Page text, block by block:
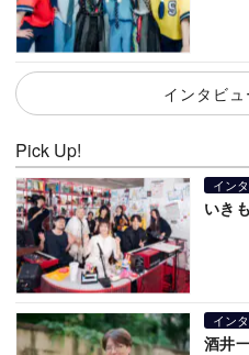
インタビ
Pick Up!
イン
いき
イン
酒井